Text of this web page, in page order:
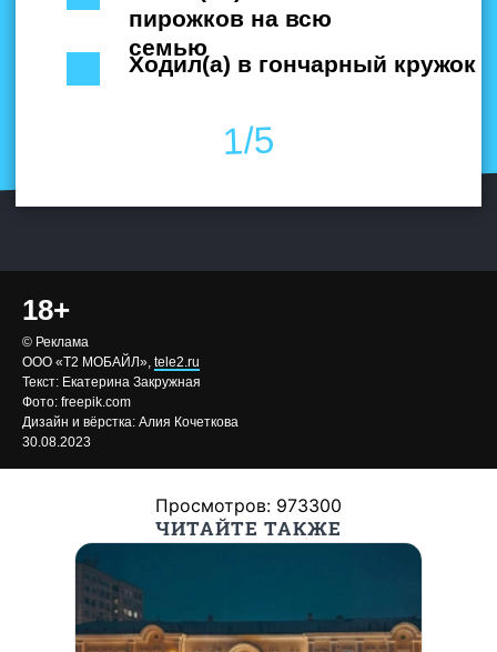
18+
© Реклама
ООО «Т2 МОБАЙЛ», tele2.ru
Текст: Екатерина Закружная
Фото: freepik.com
Дизайн и вёрстка: Алия Кочеткова
30.08.2023
Просмотров: 973300
ЧИТАЙТЕ ТАКЖЕ